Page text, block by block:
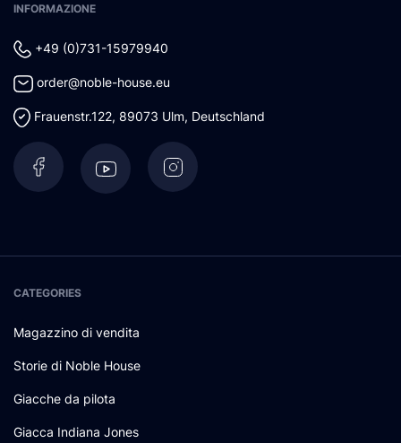
INFORMAZIONE
+49 (0)731-15979940
order@noble-house.eu
Frauenstr.122, 89073 Ulm, Deutschland
CATEGORIES
Magazzino di vendita
Storie di Noble House
Giacche da pilota
Giacca Indiana Jones